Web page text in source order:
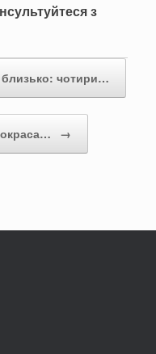
з
чотири…
→